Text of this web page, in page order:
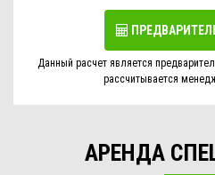
Данный расчет является
рассчитывается
АРЕНДА